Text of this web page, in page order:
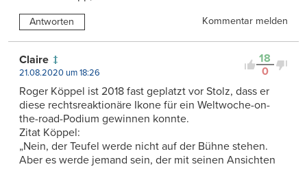
Antworten Kommentar melden
18
0
Claire
21.08.2020 um 18:26
Roger Köppel ist 2018 fast geplatzt vor Stolz, dass er
diese rechtsreaktionäre Ikone für ein Weltwoche-on-
the-road-Podium gewinnen konnte.
Zitat Köppel:
„Nein, der Teufel werde nicht auf der Bühne stehen.
Aber es werde jemand sein, der mit seinen Ansichten